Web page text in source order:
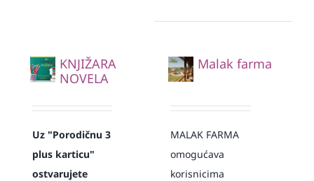
KNJIŽARA
NOVELA
Uz "Porodičnu 3
plus karticu"
ostvarujete
Malak farma
MALAK FARMA
omogućava
korisnicima